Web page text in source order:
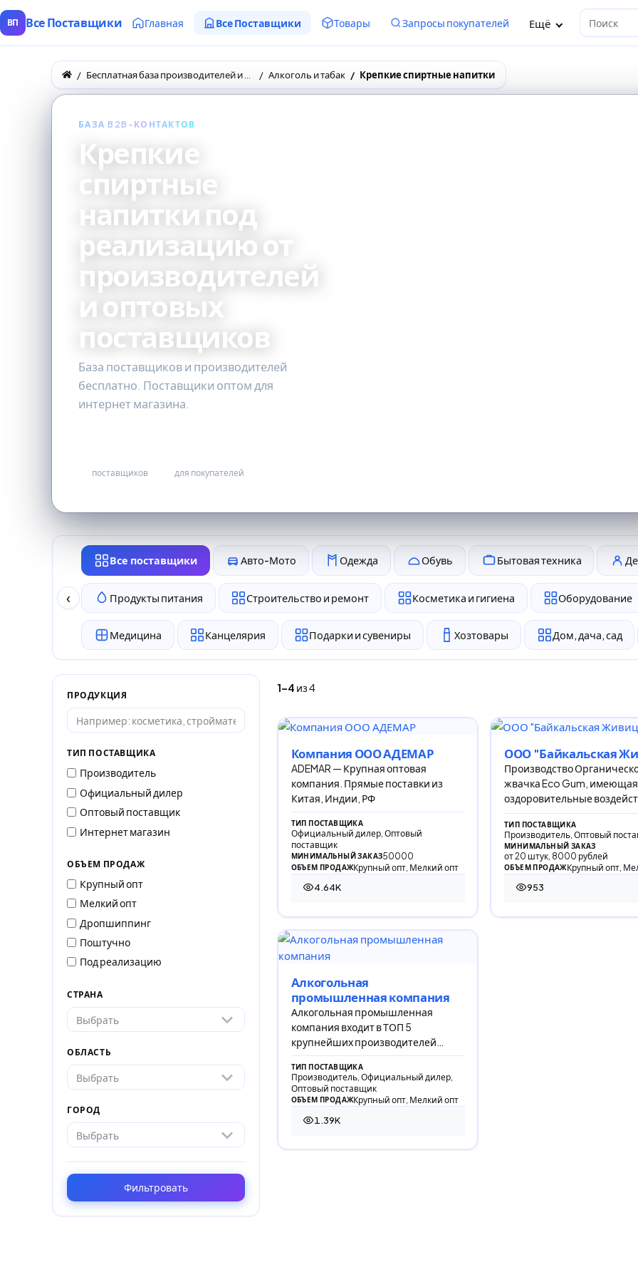
ВП Все Поставщики Главная Все Поставщики Товары Запросы покупателей Ещё Поиск
Алкоголь и табак Крепкие спиртные напитки
БАЗА B2B-КОНТАКТОВ
Крепкие
спиртные
напитки под
реализацию от
производителей
и оптовых
поставщиков
База поставщиков и производителей
бесплатно. Поставщики оптом для
интернет магазина.
поставщиков для покупателей
‹
Все поставщики Авто-Мото Одежда Обувь Бытовая техника
Продукты питания Строительство и ремонт Косметика и гигиена Оборудование
Медицина Канцелярия Подарки и сувениры Хозтовары Дом, дача, сад
ПРОДУКЦИЯ
ТИП ПОСТАВЩИКА
Производитель
Официальный дилер
Оптовый поставщик
Интернет магазин
ОБЪЕМ ПРОДАЖ
Крупный опт
Мелкий опт
Дропшиппинг
Поштучно
Под реализацию
СТРАНА
Выбрать
ОБЛАСТЬ
Выбрать
ГОРОД
Выбрать
Фильтровать
1–4 из 4
Компания ООО АДЕМАР
ADEMAR — Крупная оптовая
компания. Прямые поставки из
Китая, Индии, РФ
ТИП ПОСТАВЩИКА
Официальный дилер, Оптовый
поставщик
МИНИМАЛЬНЫЙ ЗАКАЗ50000
ОБЪЕМ ПРОДАЖКрупный опт, Мелкий опт
4.64K
4 644 просмотра
ООО "Байкальская
Производство
жвачка Eco Gum, имеющая
оздоровительные
организм. вацап
Кристина
ТИП ПОСТАВЩИКА
Производитель, Оптовый
МИНИМАЛЬНЫЙ ЗАКАЗ
от 20 штук, 8000 рублей
ОБЪЕМ ПРОДАЖКрупный опт,
953
953 просмотра
Алкогольная
промышленная компания
Алкогольная промышленная
компания входит в ТОП 5
крупнейших производителей
алкоголя в России
ТИП ПОСТАВЩИКА
Производитель, Официальный дилер,
Оптовый поставщик
ОБЪЕМ ПРОДАЖКрупный опт, Мелкий опт
1.39K
1 391 просмотр